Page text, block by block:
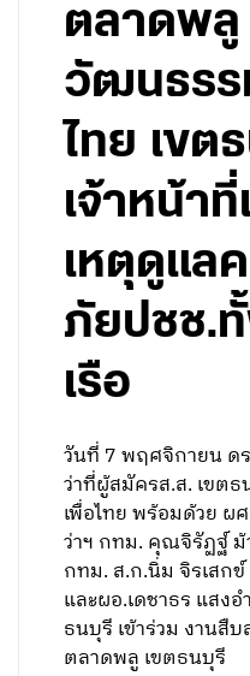
ตลาดพลู
วัฒนธรร
ไทย เขต
เจ้าหน้าที่
เหตุดูแล
ภัยปชช.
เรือ
วันที่ 7 พฤศจิกายน
ว่าที่ผู้สมัครส.ส. เขต
เพื่อไทย พร้อมด้วย ผ
ว่าฯ กทม. คุณจิรัฏฐ์ ม้
กทม. ส.ก.นิ่ม จิรเสก
และผอ.เดชาธร แสง
ธนบุรี เข้าร่วม งานสื
ตลาดพลู เขตธนบุรี